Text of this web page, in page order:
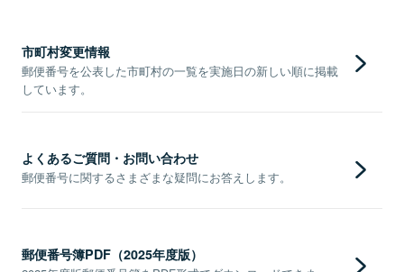
市町村変更情報
郵便番号を公表した市町村の一覧を実施日の新しい順に掲載
しています。
よくあるご質問・お問い合わせ
郵便番号に関するさまざまな疑問にお答えします。
郵便番号簿PDF（2025年度版）